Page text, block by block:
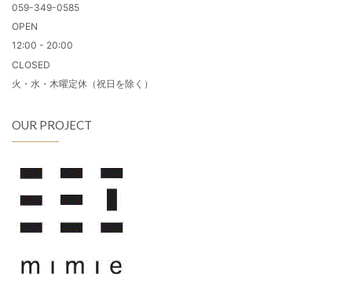
059-349-0585
OPEN
12:00 - 20:00
CLOSED
火・水・木曜定休（祝日を除く）
OUR PROJECT